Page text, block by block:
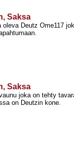
Saksa
Deutz Ome117
Saksa
joka on tehty
on Deutzin kone.